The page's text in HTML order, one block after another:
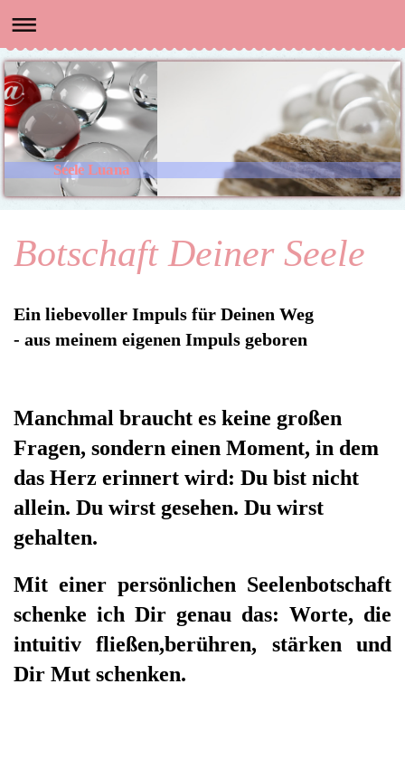
Seele Luana
Botschaft Deiner Seele
Ein liebevoller Impuls für Deinen Weg
- aus meinem eigenen Impuls geboren
Manchmal braucht es keine großen
Fragen, sondern einen Moment, in dem
das Herz erinnert wird: Du bist nicht
allein. Du wirst gesehen. Du wirst
gehalten.
Mit einer persönlichen Seelenbotschaft
schenke ich Dir genau das: Worte, die
intuitiv fließen,berühren, stärken und
Dir Mut schenken.